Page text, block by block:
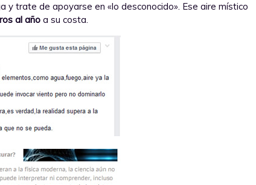
y trate de apoyarse en «lo desconocido». Ese aire místico
al año a su costa.